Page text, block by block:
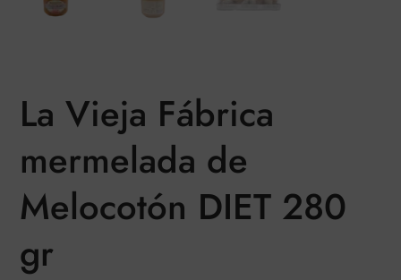
La Vieja Fábrica
mermelada de
Melocotón DIET 280
gr